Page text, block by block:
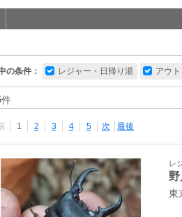
の条件： レジャー・日帰り湯 アウ
件
1 2 3 4 5 次 最後
レ
東